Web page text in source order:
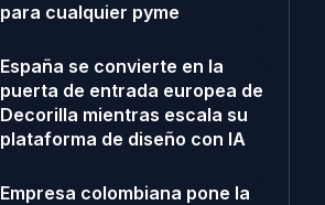
para cualquier pyme
España se convierte en la
puerta de entrada europea de
Decorilla mientras escala su
plataforma de diseño con IA
Empresa colombiana pone la